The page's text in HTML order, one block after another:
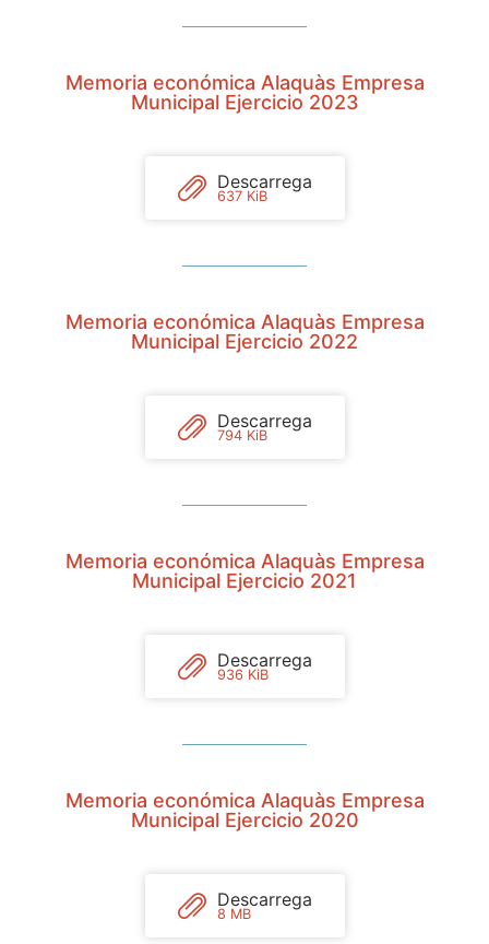
Memoria económica Alaquàs Empresa
Municipal Ejercicio 2023
Descarrega
637 KiB
Memoria económica Alaquàs Empresa
Municipal Ejercicio 2022
Descarrega
794 KiB
Memoria económica Alaquàs Empresa
Municipal Ejercicio 2021
Descarrega
936 KiB
Memoria económica Alaquàs Empresa
Municipal Ejercicio 2020
Descarrega
8 MB